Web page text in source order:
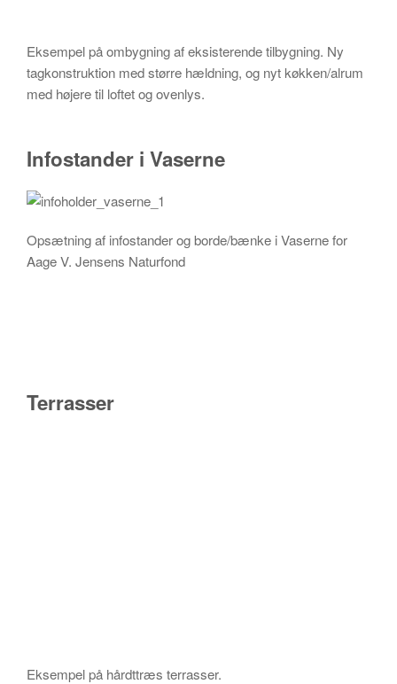
Eksempel på ombygning af eksisterende tilbygning. Ny
tagkonstruktion med større hældning, og nyt køkken/alrum
med højere til loftet og ovenlys.
Infostander i Vaserne
Opsætning af infostander og borde/bænke i Vaserne for
Aage V. Jensens Naturfond
Terrasser
Eksempel på hårdttræs terrasser.